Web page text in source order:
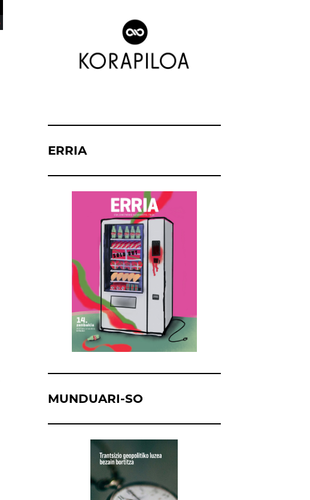
ERRIA
MUNDUARI-SO